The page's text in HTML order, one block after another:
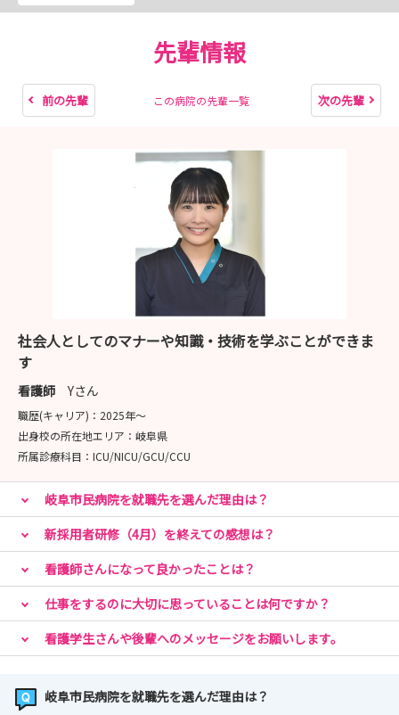
🌻＜第２弾＞夏の病院見学会について
9：00～12：30 定員：各日12名 両日満席となりまし
🍉夏のオープンホスピタルについて
9：00～15：00 定員：各日12名 全日満席となりまし
※満席の場合もキャンセルが発生しますとご予約いただけ
お手数ではございますがお時間がある時に随時ご確認くだ
当院の看護部は「思いやりのある丁寧な看護の実践」を理
研修制度も充実しています。
HPはこちら↓↓↓ 随時更新していきます！
https://gmhosp.jp/kangobu/
みなさまにお会いできることを楽しみにしております。
夏休みは充実していますか？長い休みは社会人になるとな
かなか取れません。いろいろなことを体験してみましょう
✈️
先輩情報
前の先輩 この病院の先輩一覧 次の先輩
社会人としてのマナーや知識・技術を学ぶことができま
す
看護師 Yさん
職歴(キャリア)： 2025年〜
出身校の所在地エリア： 岐阜県
所属診療科目： ICU/NICU/GCU/CCU
岐阜市民病院を就職先を選んだ理由は？
新採用者研修（4月）を終えての感想は？
看護師さんになって良かったことは？
仕事をするのに大切に思っていることは何ですか？
看護学生さんや後輩へのメッセージをお願いします。
岐阜市民病院を就職先を選んだ理由は？